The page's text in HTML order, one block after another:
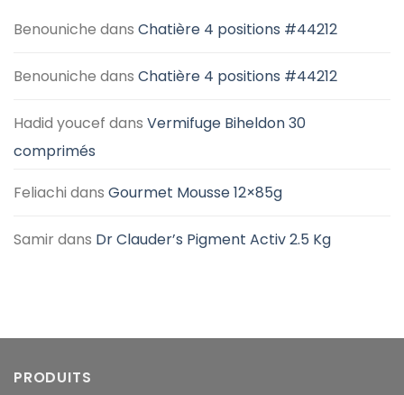
Benouniche dans Chatière 4 positions #44212
Benouniche dans Chatière 4 positions #44212
Hadid youcef dans Vermifuge Biheldon 30
comprimés
Feliachi dans Gourmet Mousse 12×85g
Samir dans Dr Clauder’s Pigment Activ 2.5 Kg
PRODUITS